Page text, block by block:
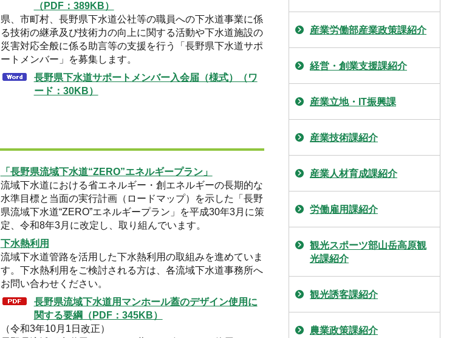
（PDF：389KB）
県、市町村、長野県下水道公社等の職員への下水道事業に係
る技術の継承及び技術力の向上に関する活動や下水道施設の
災害対応全般に係る助言等の支援を行う「長野県下水道サポ
ートメンバー」を募集します。
長野県下水道サポートメンバー入会届（様式）（ワ
ード：30KB）
「長野県流域下水道“ZERO”エネルギープラン」
流域下水道における省エネルギー・創エネルギーの長期的な
水準目標と当面の実行計画（ロードマップ）を示した「長野
県流域下水道“ZERO”エネルギープラン」を平成30年3月に策
定、令和8年3月に改定し、取り組んでいます。
下水熱利用
流域下水道管路を活用した下水熱利用の取組みを進めていま
す。下水熱利用をご検討される方は、各流域下水道事務所へ
お問い合わせください。
長野県流域下水道用マンホール蓋のデザイン使用に
関する要綱（PDF：345KB）
（令和3年10月1日改正）
産業労働部産業政策課紹介
経営・創業支援課紹介
産業立地・IT振興課
産業技術課紹介
産業人材育成課紹介
労働雇用課紹介
観光スポーツ部山岳高原観
光課紹介
観光誘客課紹介
農業政策課紹介